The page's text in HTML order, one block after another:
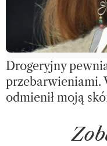
Drogeryjny
przebarwieniami.
odmienił moją